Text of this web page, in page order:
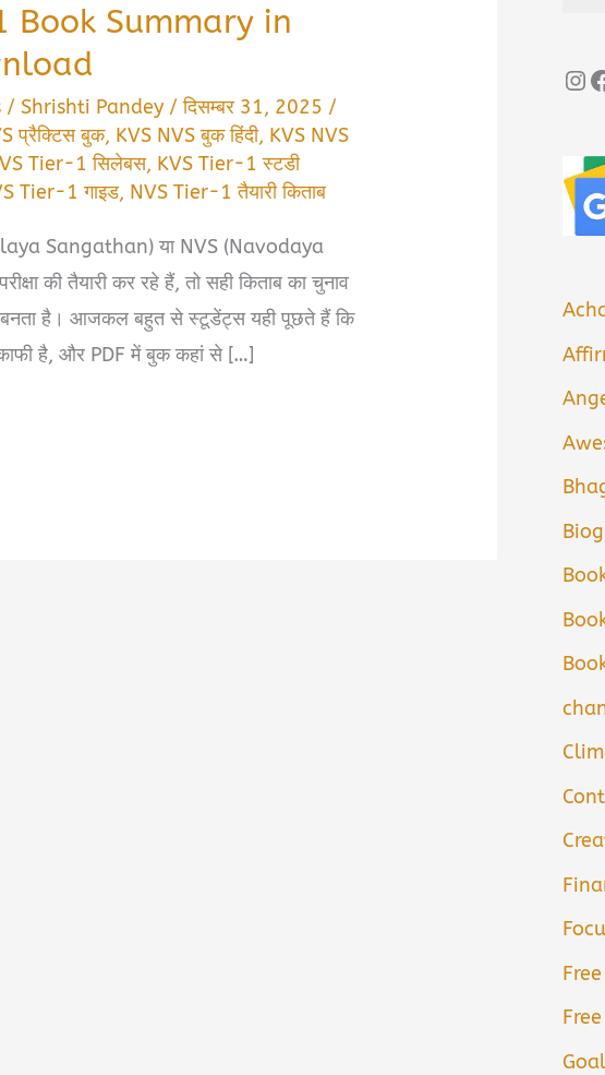
Book Summary in
/Shrishti Pandey /दिसम्बर 31, 2025 /
प्रैक्टिस बुक, KVS NVS बुक हिंदी, KVS NVS
Tier-1 सिलेबस, KVS Tier-1 स्टडी
Tier-1 गाइड, NVS Tier-1 तैयारी किताब
Sangathan) या NVS (Navodaya
की तैयारी कर रहे हैं, तो सही किताब का चुनाव
है। आजकल बहुत से स्टूडेंट्स यही पूछते हैं कि
है, और PDF में बुक कहां से […]
InstagramFacebook